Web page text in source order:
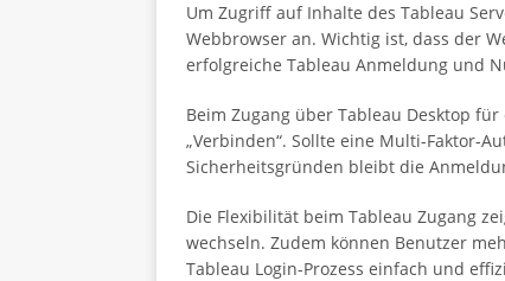
Um Zugriff auf Inhalte des Tableau
Webbrowser an. Wichtig ist, dass der
erfolgreiche Tableau Anmeldung und
Beim Zugang über Tableau Desktop
„Verbinden“. Sollte eine Multi-Faktor-
Sicherheitsgründen bleibt die
Die Flexibilität beim Tableau Zugang
wechseln. Zudem können Benutzer
Tableau Login-Prozess einfach und